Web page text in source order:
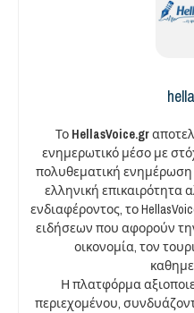
Το HellasVoice.gr
ενημερωτικό μέσο με
πολυθεματική
ελληνική επικαιρότητα
ενδιαφέροντος, το
ειδήσεων που αφορούν
οικονομία, τον
Η πλατφόρμα
περιεχομένου,